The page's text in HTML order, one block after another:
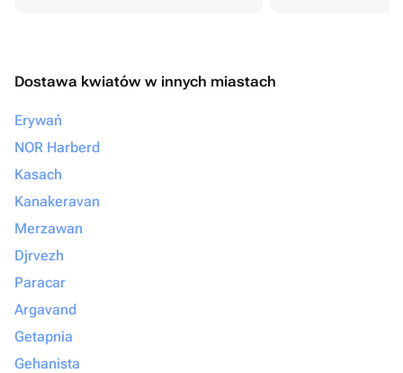
Dostawa kwiatów w innych miastach
Erywań
NOR Harberd
Kasach
Kanakeravan
Merzawan
Djrvezh
Paracar
Argavand
Getapnia
Gehanista